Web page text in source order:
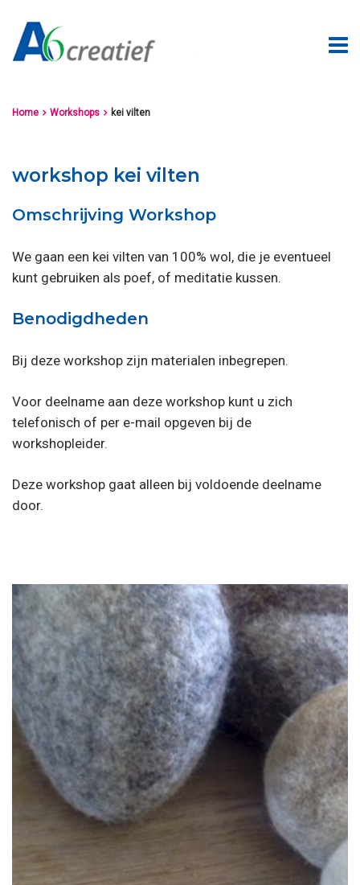
Home  Workshops  kei vilten
workshop kei vilten
Omschrijving Workshop
We gaan een kei vilten van 100% wol, die je eventueel
kunt gebruiken als poef, of meditatie kussen.
Benodigdheden
Bij deze workshop zijn materialen inbegrepen.
Voor deelname aan deze workshop kunt u zich
telefonisch of per e-mail opgeven bij de
workshopleider.
Deze workshop gaat alleen bij voldoende deelname
door.